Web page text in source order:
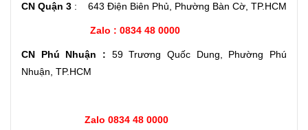
CN Quận 3 : 643 Điện Biên Phủ, Phường Bàn Cờ, TP.HCM
Zalo : 0834 48 0000
CN Phú Nhuận : 59 Trương Quốc Dung, Phường Phú
Nhuận, TP.HCM
Zalo 0834 48 0000